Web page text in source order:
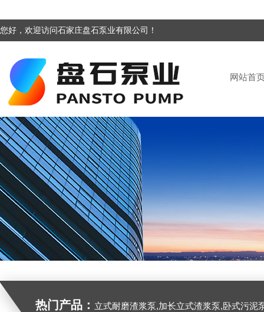
您好，欢迎访问石家庄盘石泵业有限公司！
网站首
热门产品： 立式耐磨渣浆泵,加长立式渣浆泵,卧式污泥